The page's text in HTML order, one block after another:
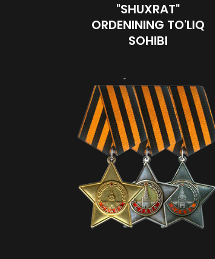
"SHUXRAT"
ORDENINING TO'LIQ
SOHIBI